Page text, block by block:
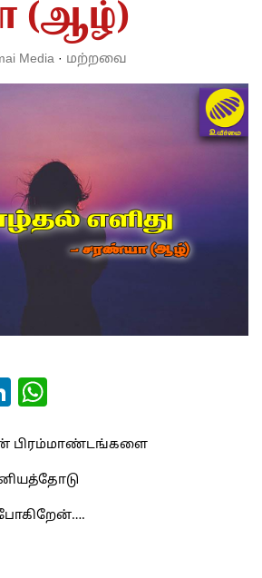
(ஆழ்)
Media · மற்றவை
LinkedIn
பிரம்மாண்டங்களை